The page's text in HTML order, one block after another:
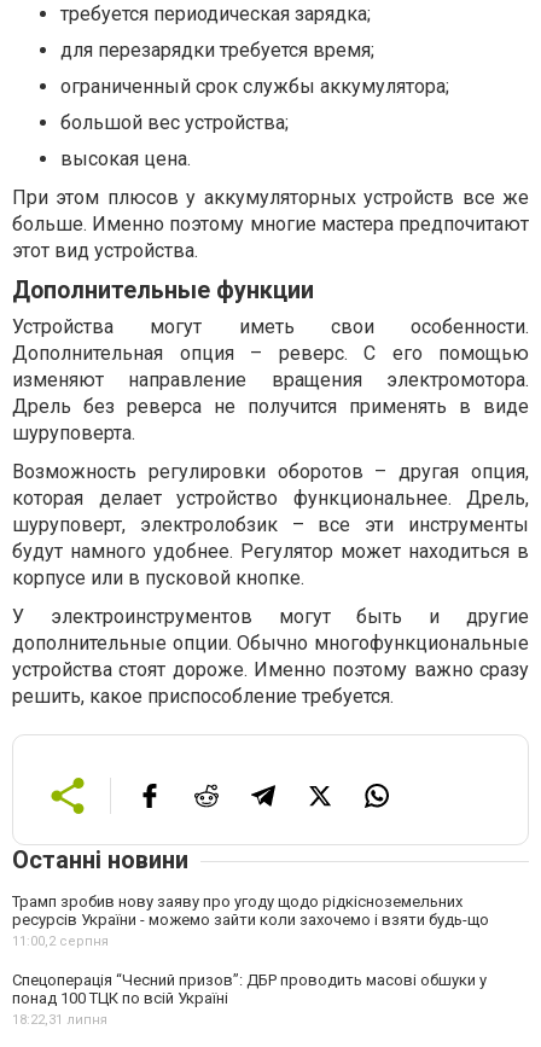
требуется периодическая зарядка;
для перезарядки требуется время;
ограниченный срок службы аккумулятора;
большой вес устройства;
высокая цена.
При этом плюсов у аккумуляторных устройств все же
больше. Именно поэтому многие мастера предпочитают
этот вид устройства.
Дополнительные функции
Устройства могут иметь свои особенности.
Дополнительная опция – реверс. С его помощью
изменяют направление вращения электромотора.
Дрель без реверса не получится применять в виде
шуруповерта.
Возможность регулировки оборотов – другая опция,
которая делает устройство функциональнее. Дрель,
шуруповерт, электролобзик – все эти инструменты
будут намного удобнее. Регулятор может находиться в
корпусе или в пусковой кнопке.
У электроинструментов могут быть и другие
дополнительные опции. Обычно многофункциональные
устройства стоят дороже. Именно поэтому важно сразу
решить, какое приспособление требуется.
Останні новини
Трамп зробив нову заяву про угоду щодо рідкісноземельних
ресурсів України - можемо зайти коли захочемо і взяти будь-що
11:00, 2 серпня
Спецоперація “Чесний призов”: ДБР проводить масові обшуки у
понад 100 ТЦК по всій Україні
18:22, 31 липня